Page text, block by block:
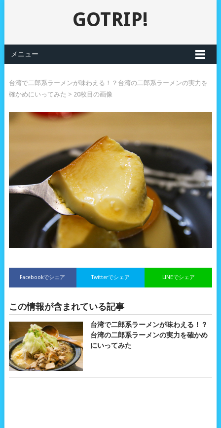
GOTRIP!
メニュー
台湾で二郎系ラーメンが味わえる！？台湾の二郎系ラーメンの実力を
確かめにいってみた > 20枚目の画像
Facebookでシェア LINEでシェア
Twitterでシェア
この情報が含まれている記事
台湾で二郎系ラーメンが味わえる！？
台湾の二郎系ラーメンの実力を確かめ
にいってみた